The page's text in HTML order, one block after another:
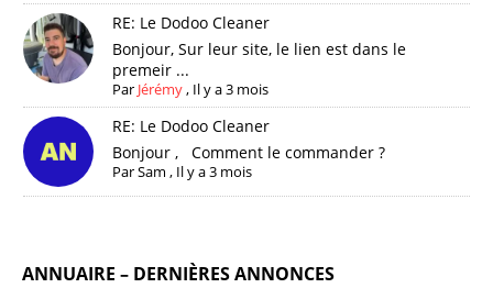
RE: Le Dodoo Cleaner
Bonjour, Sur leur site, le lien est dans le
premeir ...
Par Jérémy, Il y a 3 mois
RE: Le Dodoo Cleaner
Bonjour , Comment le commander ?
ParSam , Il y a 3 mois
ANNUAIRE – DERNIÈRES ANNONCES